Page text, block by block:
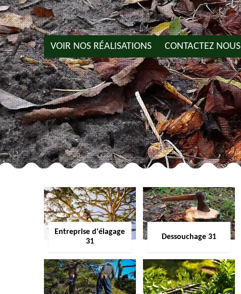
VOIR NOS RÉALISATIONS CONTACTEZ NOUS
Entreprise d'élagage
31
Dessouchage 31